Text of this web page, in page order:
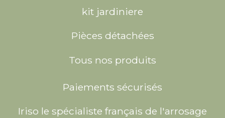
kit jardiniere
Pièces détachées
Tous nos produits
Paiements sécurisés
Iriso le spécialiste français de l'arrosage